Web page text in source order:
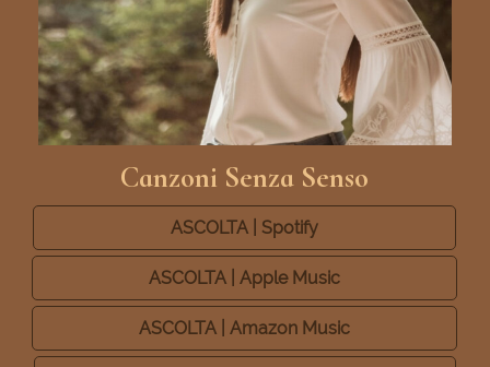
Canzoni Senza Senso
ASCOLTA | Spotify
ASCOLTA | Apple Music
ASCOLTA | Amazon Music